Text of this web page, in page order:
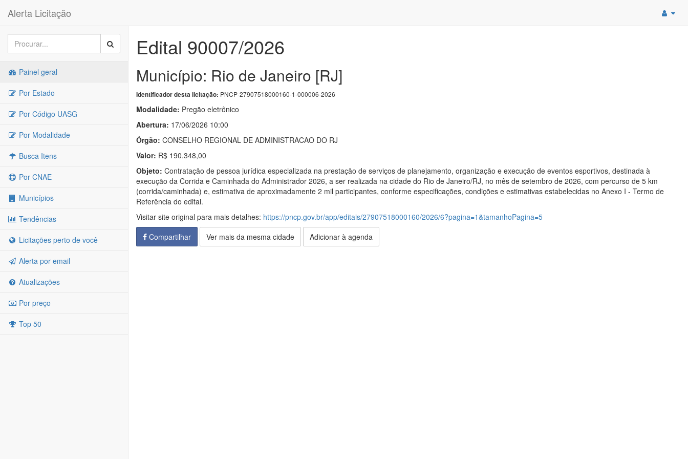
Alerta Licitação
Painel geral
Por Estado
Por Código UASG
Por Modalidade
Busca Itens
Por CNAE
Municípios
Tendências
Licitações perto de você
Alerta por email
Atualizações
Por preço
Top 50
Edital 90007/2026
Município: Rio de Janeiro [RJ]
Identificador desta licitação: PNCP-27907518000160-1-000006-2026
Modalidade: Pregão eletrônico
Abertura: 17/06/2026 10:00
Órgão: CONSELHO REGIONAL DE ADMINISTRACAO DO RJ
Valor: R$ 190.348,00
Objeto: Contratação de pessoa jurídica especializada na prestação de serviços de planejamento, organização e execução de eventos esportivos, destinada à
execução da Corrida e Caminhada do Administrador 2026, a ser realizada na cidade do Rio de Janeiro/RJ, no mês de setembro de 2026, com percurso de 5 km
(corrida/caminhada) e, estimativa de aproximadamente 2 mil participantes, conforme especificações, condições e estimativas estabelecidas no Anexo I - Termo de
Referência do edital.
Visitar site original para mais detalhes: https://pncp.gov.br/app/editais/27907518000160/2026/6?pagina=1&tamanhoPagina=5
Compartilhar
Ver mais da mesma cidade Adicionar à agenda